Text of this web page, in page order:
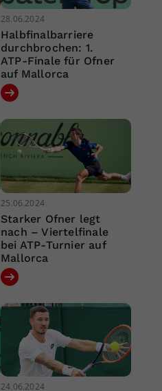
28.06.2024
Halbfinalbarriere
durchbrochen: 1.
ATP-Finale für Ofner
auf Mallorca
25.06.2024
Starker Ofner legt
nach – Viertelfinale
bei ATP-Turnier auf
Mallorca
24.06.2024